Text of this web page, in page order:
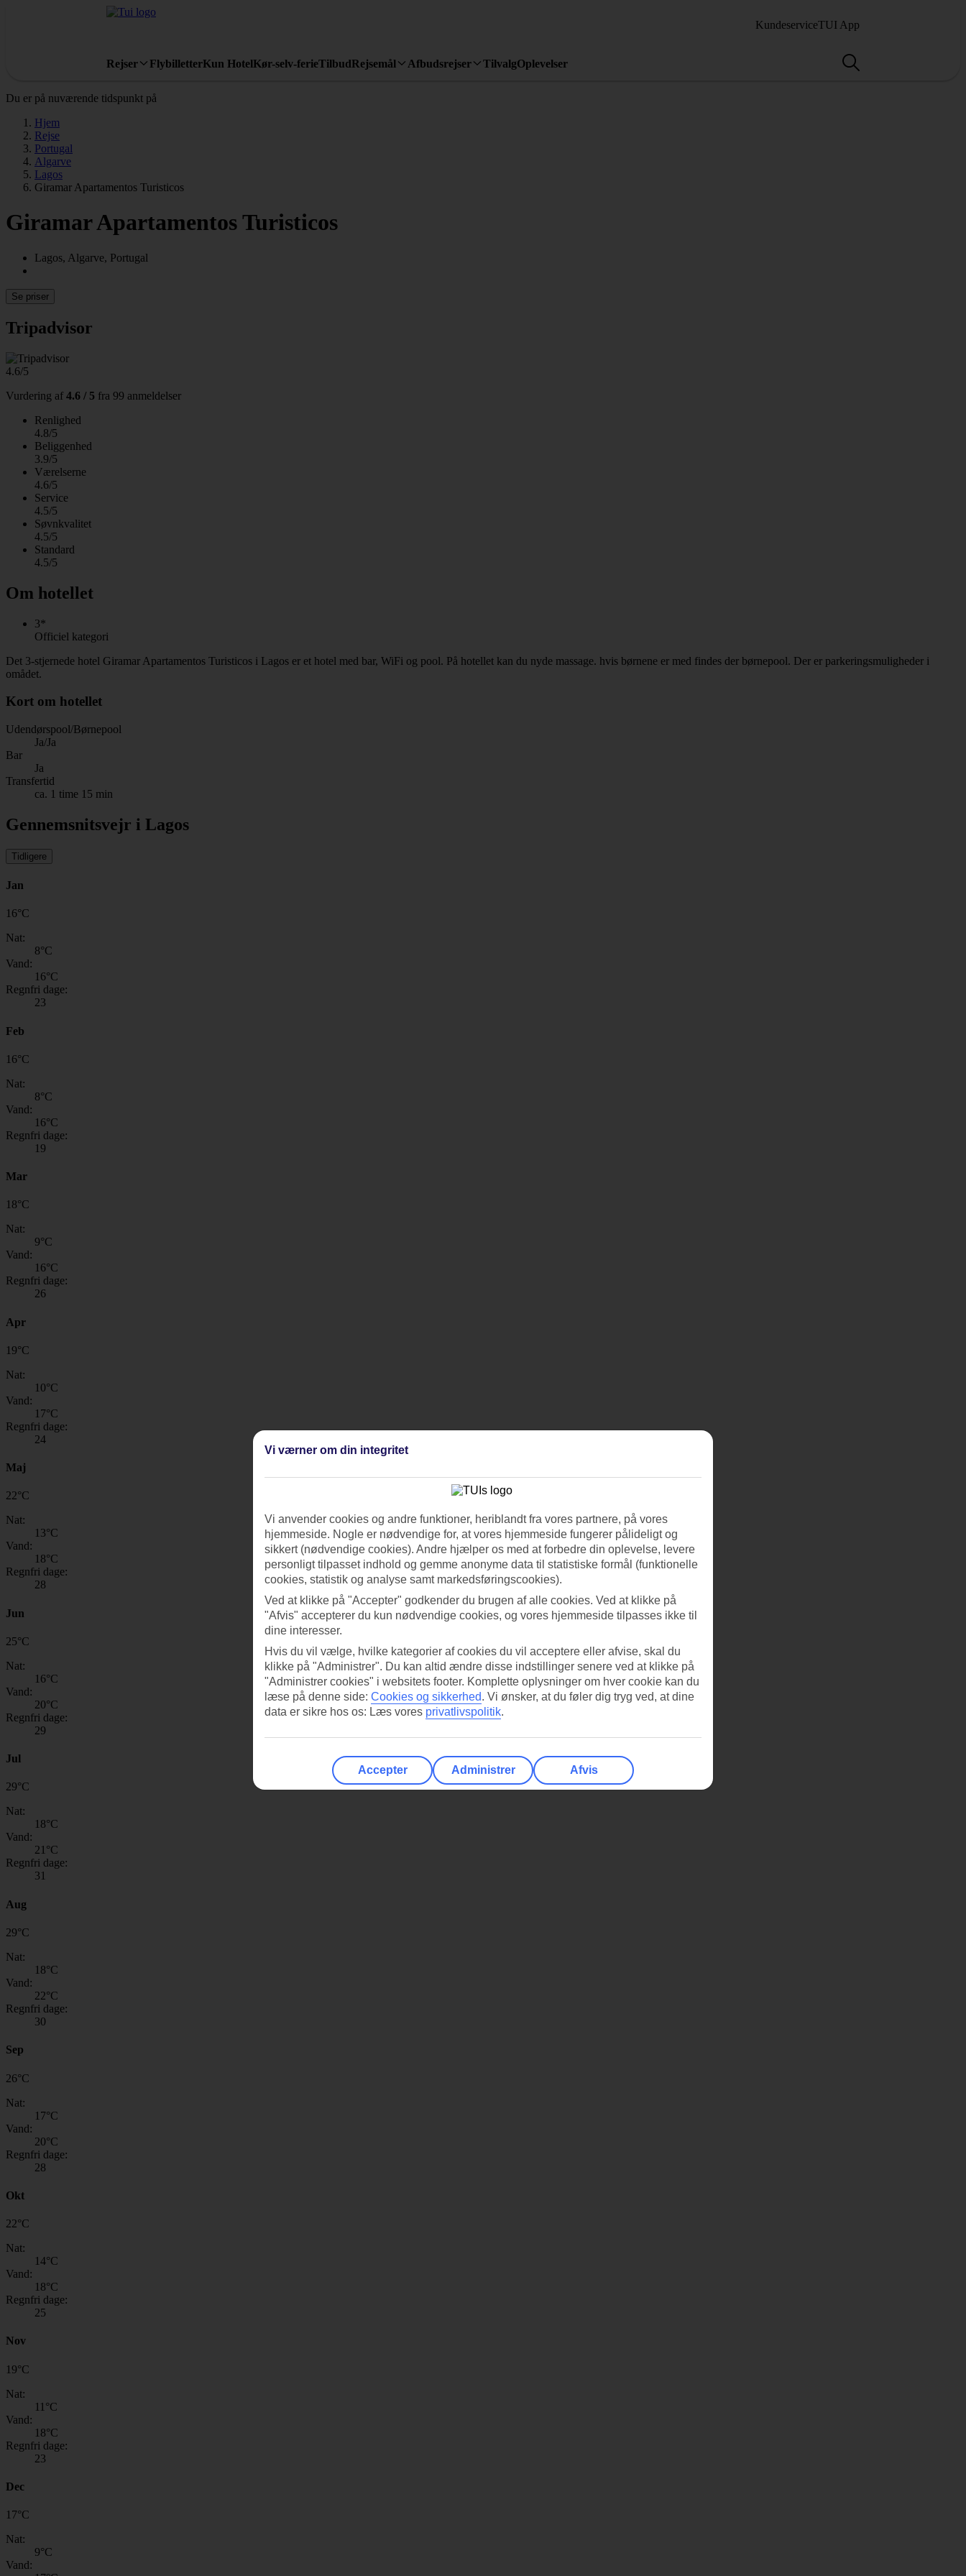
KundeserviceTUI App
Rejser FlybilletterKun HotelKør-selv-ferieTilbudRejsemål Afbudsrejser TilvalgOplevelser
Du er på nuværende tidspunkt på
Hjem
Rejse
Portugal
Algarve
Lagos
Giramar Apartamentos Turisticos
Giramar Apartamentos Turisticos
Lagos, Algarve, Portugal
Se priser
Tripadvisor
4.6/5
Vurdering af 4.6 / 5 fra 99 anmeldelser
Renlighed
4.8/5
Beliggenhed
3.9/5
Værelserne
4.6/5
Service
4.5/5
Søvnkvalitet
4.5/5
Standard
4.5/5
Om hotellet
3*
Officiel kategori
Det 3-stjernede hotel Giramar Apartamentos Turisticos i Lagos er et hotel med bar, WiFi og pool. På hotellet kan du nyde massage. hvis børnene er med findes der børnepool. Der er parkeringsmuligheder i
omådet.
Kort om hotellet
Udendørspool/Børnepool
Ja/Ja
Bar
Ja
Transfertid
ca. 1 time 15 min
Gennemsnitsvejr i Lagos
Tidligere
Jan
16°C
Nat:
8°C
Vand:
16°C
Regnfri dage:
23
Feb
16°C
Nat:
8°C
Vand:
16°C
Regnfri dage:
19
Mar
18°C
Nat:
9°C
Vand:
16°C
Regnfri dage:
26
Apr
19°C
Nat:
10°C
Vand:
17°C
Regnfri dage:
24
Maj
22°C
Nat:
13°C
Vand:
18°C
Regnfri dage:
28
Jun
25°C
Nat:
16°C
Vand:
20°C
Regnfri dage:
29
Jul
29°C
Nat:
18°C
Vand:
21°C
Regnfri dage:
31
Aug
29°C
Nat:
18°C
Vand:
22°C
Regnfri dage:
30
Sep
26°C
Nat:
17°C
Vand:
20°C
Regnfri dage:
28
Okt
22°C
Nat:
14°C
Vand:
18°C
Regnfri dage:
25
Nov
19°C
Nat:
11 °C
Vand:
18°C
Regnfri dage:
23
Dec
17°C
Nat:
9°C
Vand:
Vi værner om din integritet
Vi anvender cookies og andre funktioner, heriblandt fra vores partnere, på vores
hjemmeside. Nogle er nødvendige for, at vores hjemmeside fungerer pålideligt og
sikkert (nødvendige cookies). Andre hjælper os med at forbedre din oplevelse, levere
personligt tilpasset indhold og gemme anonyme data til statistiske formål (funktionelle
cookies, statistik og analyse samt markedsføringscookies).
Ved at klikke på "Accepter" godkender du brugen af alle cookies. Ved at klikke på
"Afvis" accepterer du kun nødvendige cookies, og vores hjemmeside tilpasses ikke til
dine interesser.
Hvis du vil vælge, hvilke kategorier af cookies du vil acceptere eller afvise, skal du
klikke på "Administrer". Du kan altid ændre disse indstillinger senere ved at klikke på
"Administrer cookies" i websitets footer. Komplette oplysninger om hver cookie kan du
læse på denne side: Cookies og sikkerhed. Vi ønsker, at du føler dig tryg ved, at dine
data er sikre hos os: Læs vores privatlivspolitik.
Accepter Administrer Afvis